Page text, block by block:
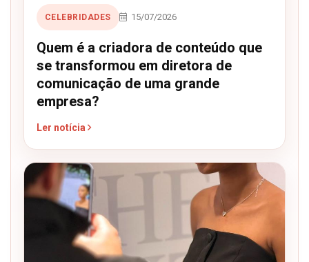
CELEBRIDADES 15/07/2026
Quem é a criadora de conteúdo que
se transformou em diretora de
comunicação de uma grande
empresa?
Ler notícia